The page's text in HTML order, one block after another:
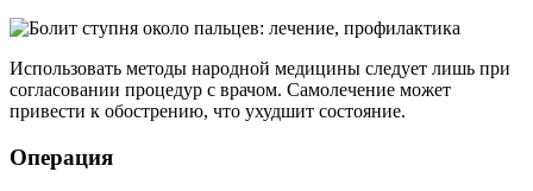
Использовать методы народной медицины следует лишь при
согласовании процедур с врачом. Самолечение может
привести к обострению, что ухудшит состояние.
Операция